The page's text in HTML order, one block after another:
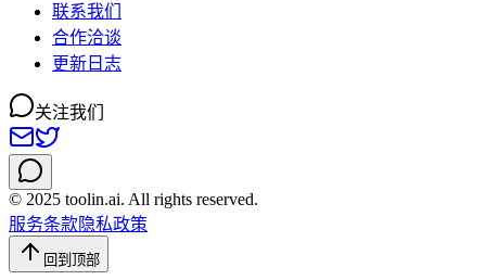
联系我们
合作洽谈
更新日志
关注我们
© 2025 toolin.ai. All rights reserved.
服务条款隐私政策
回到顶部